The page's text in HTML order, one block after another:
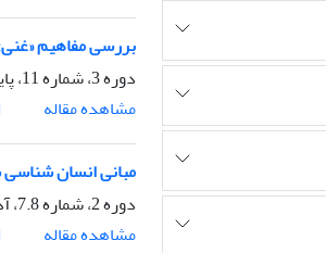
بررسی مفاهیم
دوره 3، شماره 11، پاییز 1392، صفحه
مشاهده مقاله
مبانی انسان
دوره 2، شماره 7.8، آذر 1389، صفحه
مشاهده مقاله